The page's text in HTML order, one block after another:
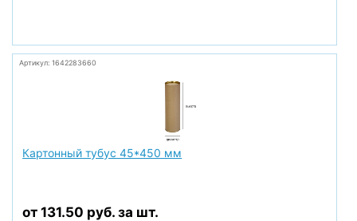
Артикул: 1642283660
Картонный тубус 45*450 мм
от 131.50 руб. за шт.